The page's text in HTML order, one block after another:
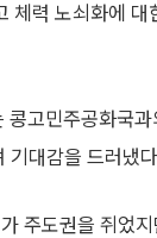
력 노쇠화에 대
고민주공화국
기대감을 드러냈
주도권을 쥐었